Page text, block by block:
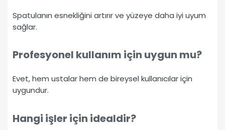
Spatulanın esnekliğini artırır ve yüzeye daha iyi uyum
sağlar.
Profesyonel kullanım için uygun mu?
Evet, hem ustalar hem de bireysel kullanıcılar için
uygundur.
Hangi işler için idealdir?